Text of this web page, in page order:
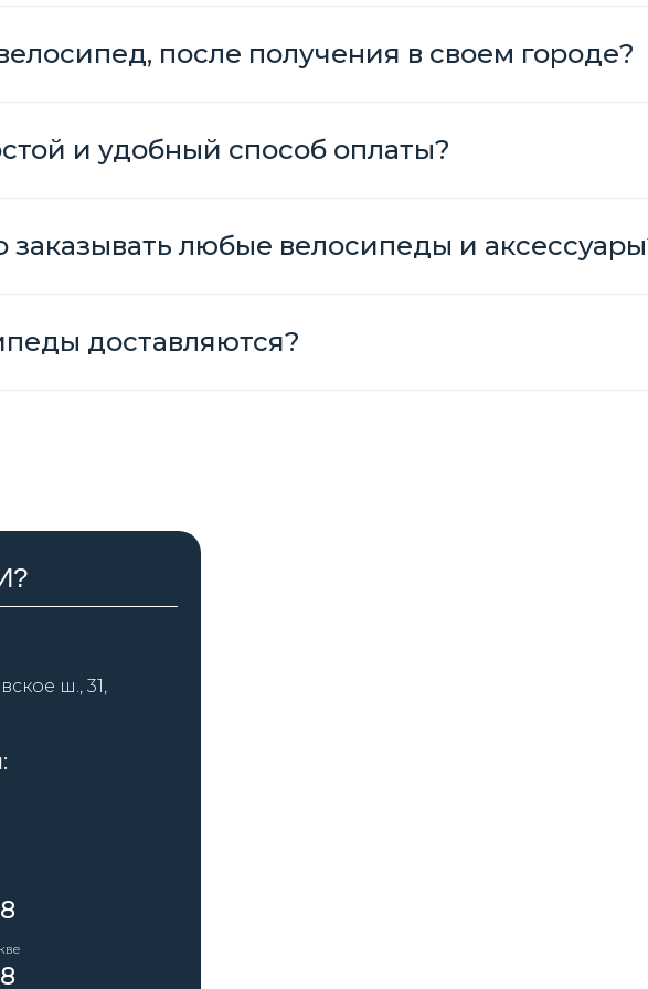
после получения в своем городе?
и удобный способ оплаты?
любые велосипеды и
доставляются?
ш., 31,